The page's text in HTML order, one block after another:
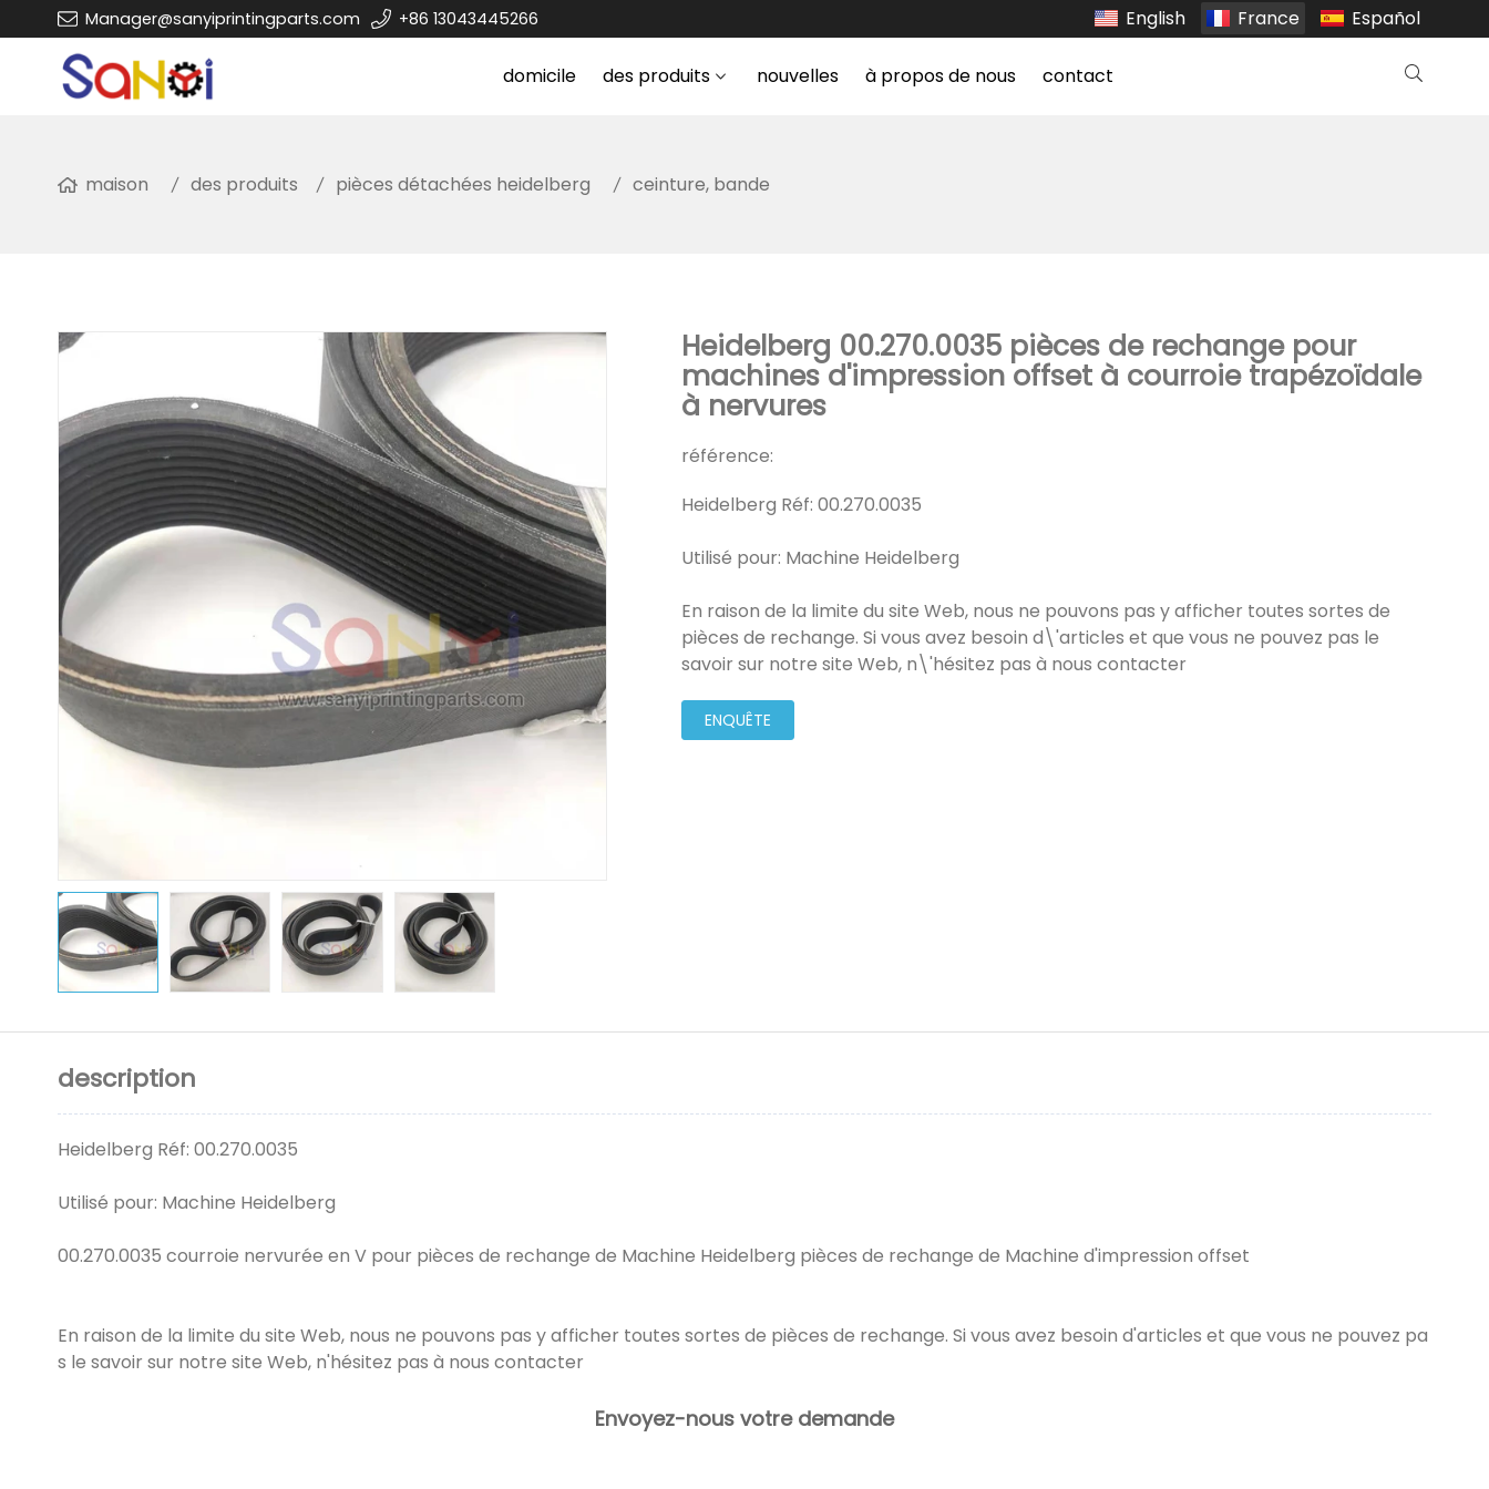
Manager@sanyiprintingparts.com +86 13043445266 English France Español
domicile des produits nouvelles à propos de nous contact
maison des produits pièces détachées heidelberg ceinture, bande
Heidelberg 00.270.0035 pièces de rechange pour
machines d'impression offset à courroie trapézoïdale
à nervures
référence:
Heidelberg Réf: 00.270.0035
Utilisé pour: Machine Heidelberg
En raison de la limite du site Web, nous ne pouvons pas y afficher toutes sortes de
pièces de rechange. Si vous avez besoin d\'articles et que vous ne pouvez pas le
savoir sur notre site Web, n\'hésitez pas à nous contacter
ENQUÊTE
description
Heidelberg Réf: 00.270.0035
Utilisé pour: Machine Heidelberg
00.270.0035 courroie nervurée en V pour pièces de rechange de Machine Heidelberg pièces de rechange de Machine d'impression offset
En raison de la limite du site Web, nous ne pouvons pas y afficher toutes sortes de pièces de rechange. Si vous avez besoin d'articles et que vous ne pouvez pa
s le savoir sur notre site Web, n'hésitez pas à nous contacter
Envoyez-nous votre demande